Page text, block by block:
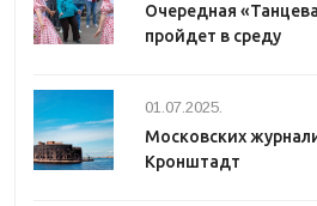
Очередная
пройдет в среду
01.07.2025.
Московских
Кронштадт